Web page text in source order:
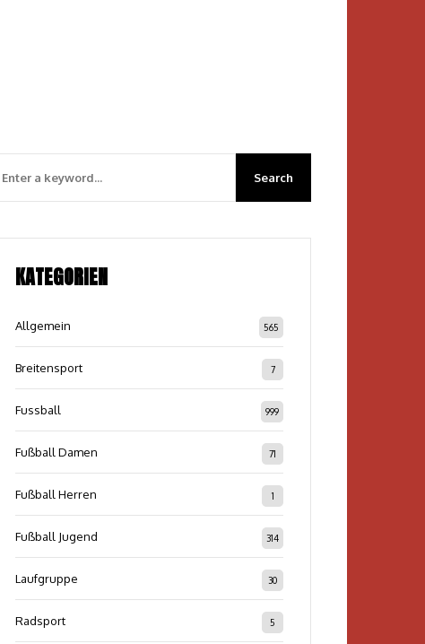
KATEGORIEN
Allgemein 565
Breitensport 7
Fussball 999
Fußball Damen 71
Fußball Herren 1
Fußball Jugend 314
Laufgruppe 30
Radsport 5